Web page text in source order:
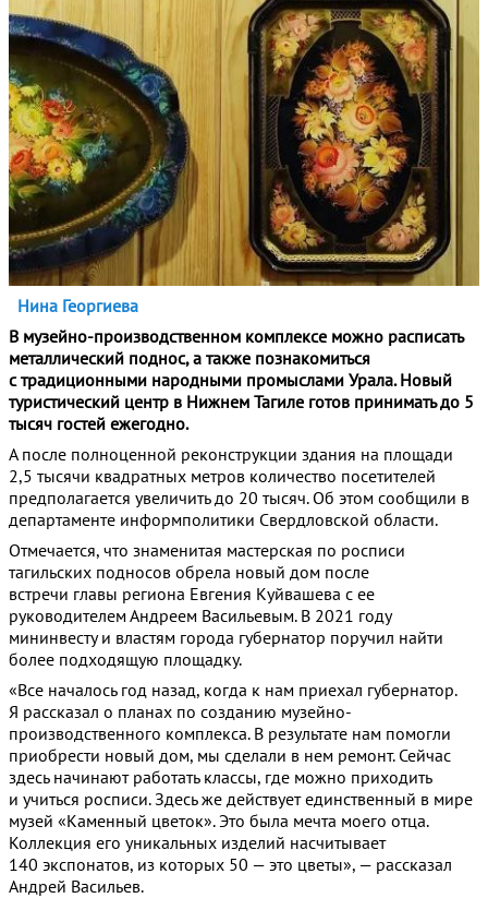
Нина Георгиева
В музейно-производственном комплексе можно расписать
металлический поднос, а также познакомиться
с традиционными народными промыслами Урала. Новый
туристический центр в Нижнем Тагиле готов принимать до 5
тысяч гостей ежегодно.
А после полноценной реконструкции здания на площади
2,5 тысячи квадратных метров количество посетителей
предполагается увеличить до 20 тысяч. Об этом сообщили в
департаменте информполитики Свердловской области.
Отмечается, что знаменитая мастерская по росписи
тагильских подносов обрела новый дом после
встречи главы региона Евгения Куйвашева с ее
руководителем Андреем Васильевым. В 2021 году
мининвесту и властям города губернатор поручил найти
более подходящую площадку.
«Все началось год назад, когда к нам приехал губернатор.
Я рассказал о планах по созданию музейно-
производственного комплекса. В результате нам помогли
приобрести новый дом, мы сделали в нем ремонт. Сейчас
здесь начинают работать классы, где можно приходить
и учиться росписи. Здесь же действует единственный в мире
музей «Каменный цветок». Это была мечта моего отца.
Коллекция его уникальных изделий насчитывает
140 экспонатов, из которых 50 — это цветы», — рассказал
Андрей Васильев.